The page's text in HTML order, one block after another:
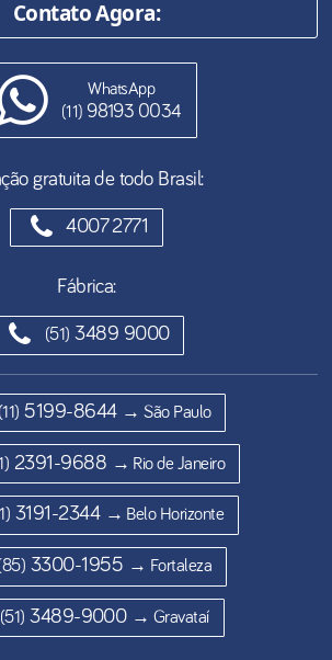
Contato Agora:
WhatsApp
(11) 98193 0034
gratuita de todo Brasil:
4007 2771
Fábrica:
(51) 3489 9000
(11) 5199-8644 → São Paulo
2391-9688 → Rio de Janeiro
3191-2344 → Belo Horizonte
3300-1955 → Fortaleza
(51) 3489-9000 → Gravataí